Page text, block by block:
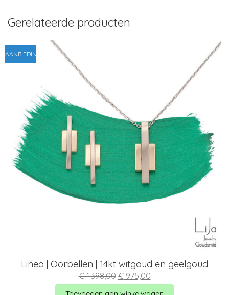
Gerelateerde producten
AANBIEDING!
Linea | Oorbellen | 14kt witgoud en geelgoud
€1.398,00 Oorspronkelijke
prijs
was:
€975,00Huidige
prijs